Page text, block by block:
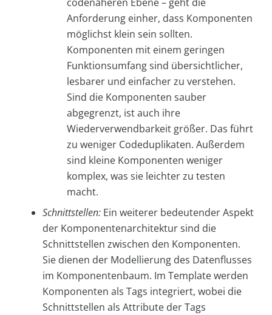
Anforderung einher, dass Komponenten
möglichst klein sein sollten.
Komponenten mit einem geringen
Funktionsumfang sind übersichtlicher,
lesbarer und einfacher zu verstehen.
Sind die Komponenten sauber
abgegrenzt, ist auch ihre
Wiederverwendbarkeit größer. Das führt
zu weniger Codeduplikaten. Außerdem
sind kleine Komponenten weniger
komplex, was sie leichter zu testen
macht.
Schnittstellen: Ein weiterer bedeutender Aspekt
der Komponentenarchitektur sind die
Schnittstellen zwischen den Komponenten.
Sie dienen der Modellierung des Datenflusses
im Komponentenbaum. Im Template werden
Komponenten als Tags integriert, wobei die
Schnittstellen als Attribute der Tags